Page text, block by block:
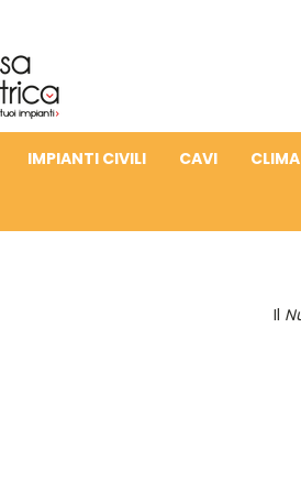
IMPIANTI CIVILI CAVI CLIMA
Il